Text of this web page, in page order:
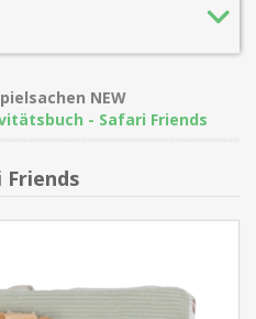
NEW
- Safari Friends